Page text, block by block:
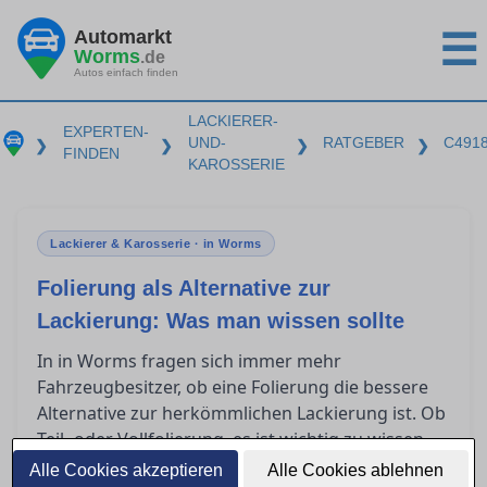
Alle Cookies akzeptieren Alle Cookies ablehnen
Automarkt
Worms.de
Autos einfach finden ☰
❯
EXPERTEN-
FINDEN
❯
LACKIERER-
UND-
KAROSSERIE
❯ RATGEBER ❯
Lackierer & Karosserie · in Worms
Folierung als Alternative zur
Lackierung: Was man wissen sollte
In in Worms fragen sich immer mehr
Fahrzeugbesitzer, ob eine Folierung die bessere
Alternative zur herkömmlichen Lackierung ist. Ob
Teil- oder Vollfolierung, es ist wichtig zu wissen,
was diese Techniken leisten können, was sie